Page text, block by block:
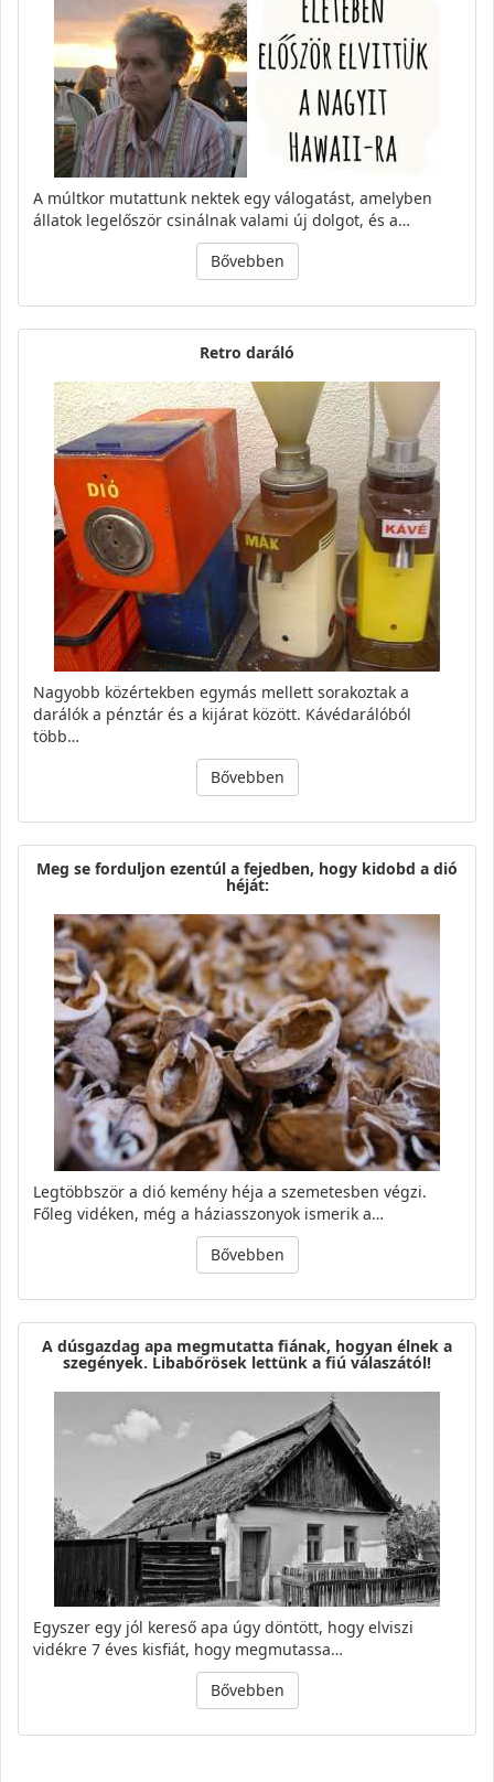
A múltkor mutattunk nektek egy válogatást, amelyben
állatok legelőször csinálnak valami új dolgot, és a…
Bővebben
Retro daráló
Nagyobb közértekben egymás mellett sorakoztak a
darálók a pénztár és a kijárat között. Kávédarálóból
több…
Bővebben
Meg se forduljon ezentúl a fejedben, hogy kidobd a dió
héját:
Legtöbbször a dió kemény héja a szemetesben végzi.
Főleg vidéken, még a háziasszonyok ismerik a…
Bővebben
A dúsgazdag apa megmutatta fiának, hogyan élnek a
szegények. Libabőrösek lettünk a fiú válaszától!
Egyszer egy jól kereső apa úgy döntött, hogy elviszi
vidékre 7 éves kisfiát, hogy megmutassa…
Bővebben